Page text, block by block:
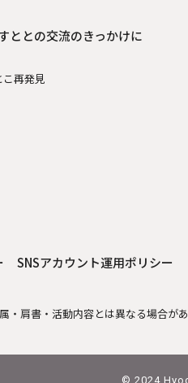
ととの交流のきっかけに
再発見
SNSアカウント運用ポリシー
肩書・活動内容とは異なる場合があ
© 2024